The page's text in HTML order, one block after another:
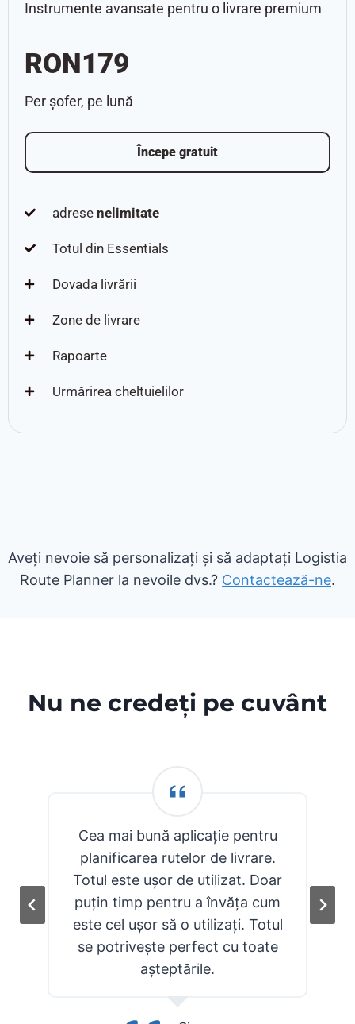
Instrumente avansate pentru o livrare premium
RON179
Per șofer, pe lună
Începe gratuit
adrese nelimitate
Totul din Essentials
Dovada livrării
Zone de livrare
Rapoarte
Urmărirea cheltuielilor
Aveți nevoie să personalizați și să adaptați Logistia
Route Planner la nevoile dvs.? Contactează-ne.
Nu ne credeți pe cuvânt
Cea mai bună aplicație pentru
planificarea rutelor de livrare.
Totul este ușor de utilizat. Doar
puțin timp pentru a învăța cum
este cel ușor să o utilizați. Totul
se potrivește perfect cu toate
așteptările.